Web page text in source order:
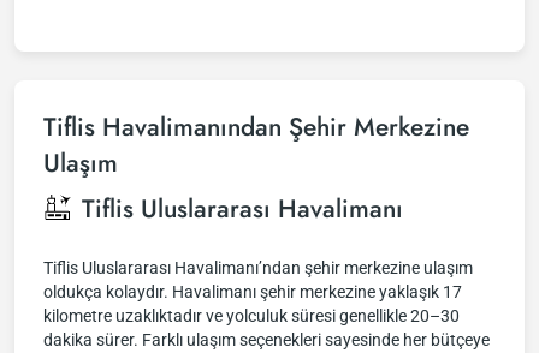
Tiflis Havalimanından Şehir Merkezine
Ulaşım
Tiflis Uluslararası Havalimanı
Tiflis Uluslararası Havalimanı’ndan şehir merkezine ulaşım
oldukça kolaydır. Havalimanı şehir merkezine yaklaşık 17
kilometre uzaklıktadır ve yolculuk süresi genellikle 20–30
dakika sürer. Farklı ulaşım seçenekleri sayesinde her bütçeye